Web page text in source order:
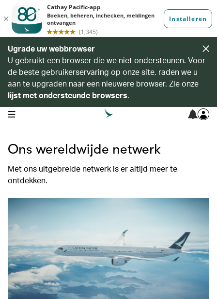
Ugrade uw webbrowser
U gebruikt een browser die we niet ondersteunen. Voor
de beste gebruikerservaring op onze site, raden we u
aan te upgraden naar een nieuwere browser. Zie onze
lijst met ondersteunde browsers.
open navigation menu
Ons wereldwijde netwerk
Met ons uitgebreide netwerk is er altijd meer te
ontdekken.